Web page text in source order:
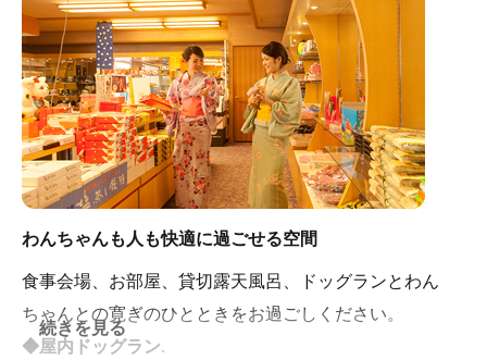
わんちゃんも人も快適に過ごせる空間
食事会場、お部屋、貸切露天風呂、ドッグランとわん
ちゃんとの寛ぎのひとときをお過ごしください。
◆屋内ドッグラン.
続きを見る